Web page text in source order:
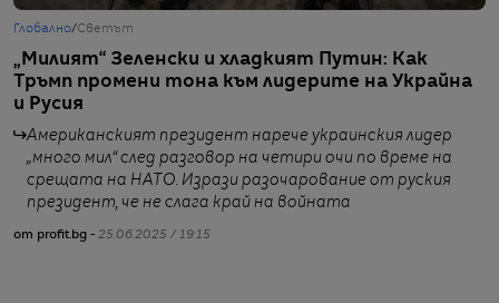
Глобално/Светът
„Милият“ Зеленски и хладкият Путин: Как
Тръмп промени тона към лидерите на Украйна
и Русия
Американският президент нарече украинския лидер
„много мил“ след разговор на четири очи по време на
срещата на НАТО. Изрази разочарование от руския
президент, че не слага край на войната
от profit.bg - 25.06.2025 / 19:15